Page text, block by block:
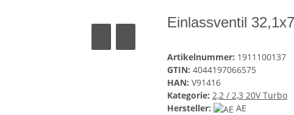
Einlassventil
Artikelnummer: 1911100137
GTIN: 4044197066575
HAN: V91416
Kategorie: 2,2 / 2,3 20V Turbo
Hersteller:
AE